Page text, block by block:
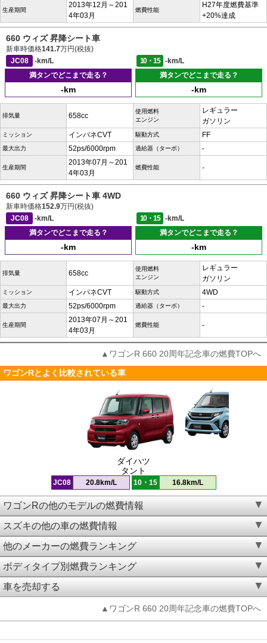
生産期間
2013年12月～201
4年03月
燃費性能
H27年度燃費基準
+20%達成
660 ウィズ 昇降シート車
新車時価格141.7万円(税抜)
JC08
-km/L 10・15
-km/L
満タンでどこまで走る？
-km
満タンでどこまで走る？
-km
排気量 658cc
使用燃料
エンジン
レギュラー
ガソリン
ミッション インパネCVT 駆動方式 FF
最大出力 52ps/6000rpm 過給器（ターボ） -
生産期間
2013年07月～201
4年03月
燃費性能 -
660 ウィズ 昇降シート車 4WD
新車時価格152.9万円(税抜)
JC08
-km/L 10・15
-km/L
満タンでどこまで走る？
-km
満タンでどこまで走る？
-km
排気量 658cc
使用燃料
エンジン
レギュラー
ガソリン
ミッション インパネCVT 駆動方式 4WD
最大出力 52ps/6000rpm 過給器（ターボ） -
生産期間
2013年07月～201
4年03月
燃費性能 -
▲ワゴンR 660 20周年記念車の燃費TOPへ
ワゴンRとよく比較されている車
ダイハツ
タント
JC08 20.8km/L 10・15 16.8km/L
ワゴンRの他のモデルの燃費情報
スズキの他の車の燃費情報
他のメーカーの燃費ランキング
ボディタイプ別燃費ランキング
車を売却する
▲ワゴンR 660 20周年記念車の燃費TOPへ